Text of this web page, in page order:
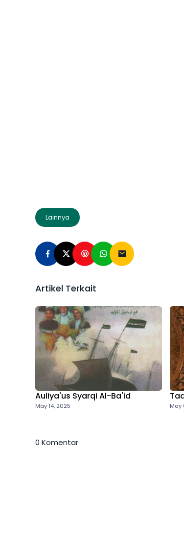
Lainnya
Artikel Terkait
Auliya'us Syarqi Al-Ba'id
May 14, 2025 May
0 Komentar